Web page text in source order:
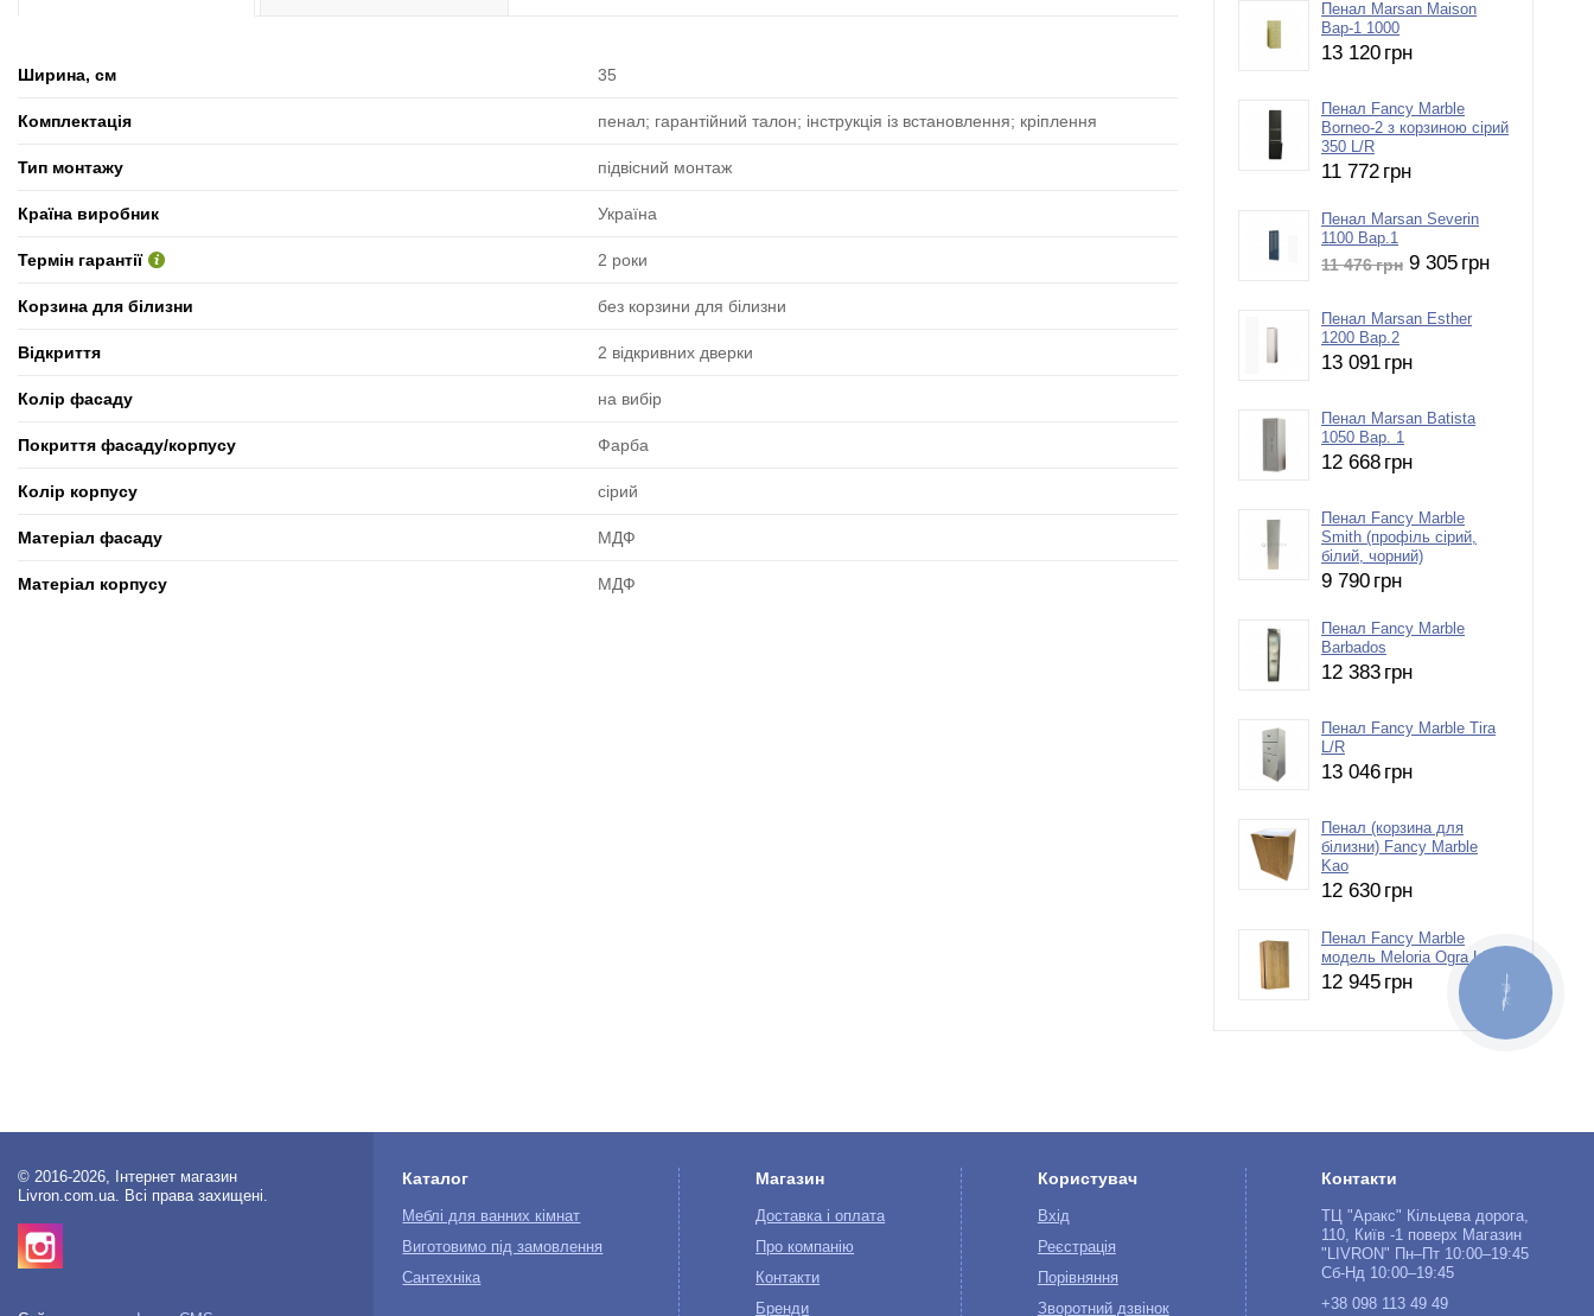
Ширина, см 35
Комплектація пенал; гарантійний талон; інструкція із встановлення; кріплення
Тип монтажу підвісний монтаж
Країна виробник Україна
Термін гарантії 2 роки
Корзина для білизни без корзини для білизни
Відкриття 2 відкривних дверки
Колір фасаду на вибір
Покриття фасаду/корпусу Фарба
Колір корпусу сірий
Матеріал фасаду МДФ
Матеріал корпусу МДФ
Пенал Marsan Maison
Вар-1 1000
13 120 грн
Пенал Fancy Marble
Borneo-2 з корзиною сірий
350 L/R
11 772 грн
Пенал Marsan Severin
1100 Вар.1
11 476грн 9 305 грн
Пенал Marsan Esther
1200 Вар.2
13 091 грн
Пенал Marsan Batista
1050 Вар. 1
12 668 грн
Пенал Fancy Marble
Smith (профіль сірий,
білий, чорний)
9 790 грн
Пенал Fancy Marble
Barbados
12 383 грн
Пенал Fancy Marble Tira
L/R
13 046 грн
Пенал (корзина для
білизни) Fancy Marble
Kao
12 630 грн
Пенал Fancy Marble
модель Meloria Ogra L/R
12 945 грн
© 2016-2026, Інтернет магазин
Livron.com.ua. Всі права захищені.
Каталог
Меблі для ванних кімнат
Виготовимо під замовлення
Сантехніка
Магазин
Доставка і оплата
Про компанію
Контакти
Бренди
Користувач
Вхід
Реєстрація
Порівняння
Зворотний дзвінок
Контакти
ТЦ "Аракс" Кільцева дорога,
110, Київ -1 поверх Магазин
"LIVRON" Пн–Пт 10:00–19:45
Сб-Нд 10:00–19:45
+38 098 113 49 49
КНОПКА
ЗВ'ЯЗКУ